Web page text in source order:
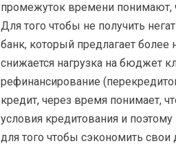
промежуток времени понимают,
Для того чтобы не получить
банк, который предлагает более
снижается нагрузка на бюджет
рефинансирование
кредит, через время понимает,
условия кредитования и
для того чтобы сэкономить